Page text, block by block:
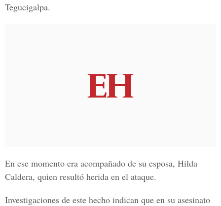
Tegucigalpa.
En ese momento era acompañado de su esposa, Hilda
Caldera, quien resultó herida en el ataque.
Investigaciones de este hecho indican que en su asesinato